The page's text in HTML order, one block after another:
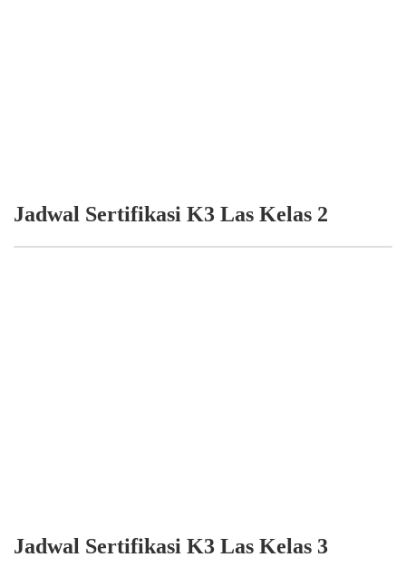
Jadwal Sertifikasi K3 Las Kelas 2
Jadwal Sertifikasi K3 Las Kelas 3